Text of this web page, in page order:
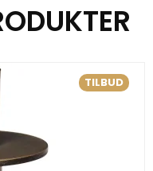
TILBUD